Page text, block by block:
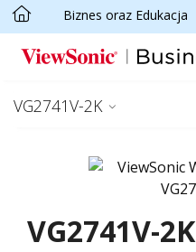
Skip to main content
Biznes oraz Edukacja
VG2741V-2K
VG2741V-2K